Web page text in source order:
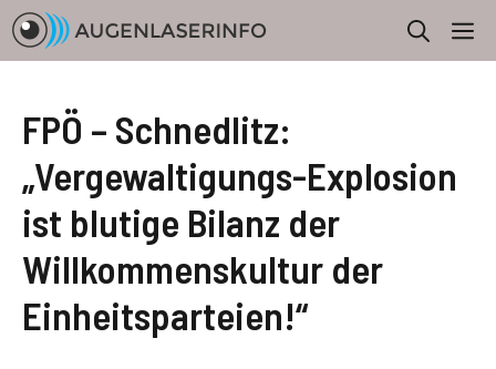
Zum
Inhalt
springen
FPÖ – Schnedlitz:
„Vergewaltigungs-Explosion
ist blutige Bilanz der
Willkommenskultur der
Einheitsparteien!“